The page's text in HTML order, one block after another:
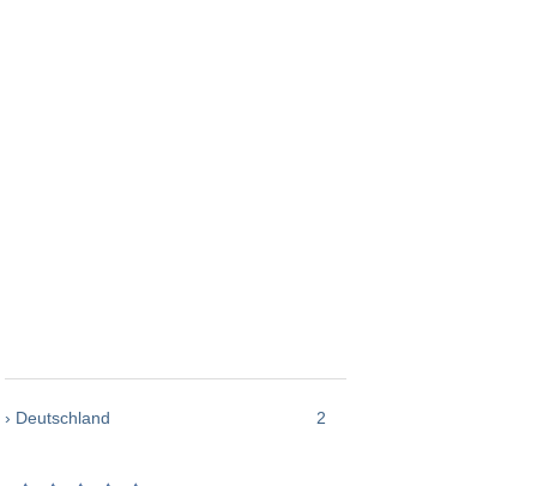
› Deutschland 2